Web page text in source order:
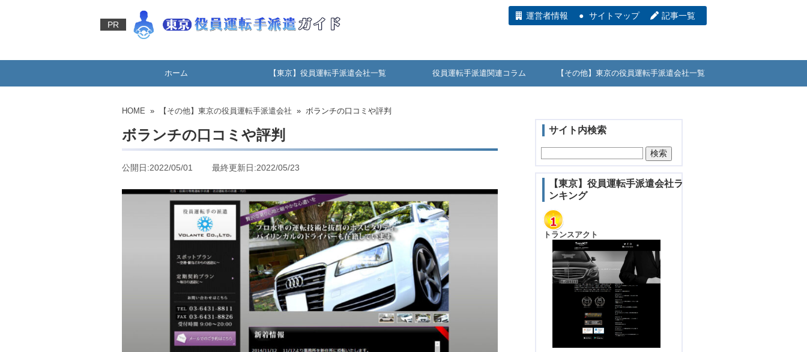
PR
運営者情報 サイトマップ 記事一覧
ホーム 【東京】役員運転手派遣会社一覧 役員運転手派遣関連コラム 【その他】東京の役員運転手派遣会社一覧
HOME » 【その他】東京の役員運転手派遣会社 » ボランチの口コミや評判
ボランチの口コミや評判
公開日:2022/05/01 最終更新日:2022/05/23
サイト内検索
【東京】役員運転手派遣会社ラ
ンキング
トランスアクト